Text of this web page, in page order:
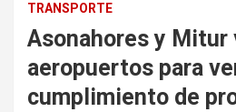
TRANSPORTE
Asonahores y Mitur
aeropuertos para
cumplimiento de